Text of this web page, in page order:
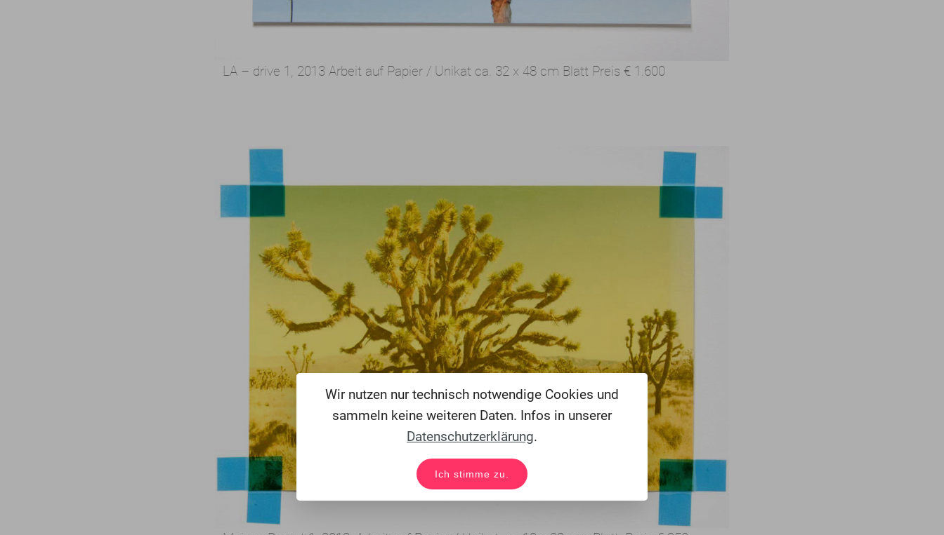
LA – drive 1, 2013 Arbeit auf Papier / Unikat ca. 32 x 48 cm Blatt Preis € 1.600
Wir nutzen nur technisch notwendige Cookies und
sammeln keine weiteren Daten. Infos in unserer
Datenschutzerklärung.
Ich stimme zu.